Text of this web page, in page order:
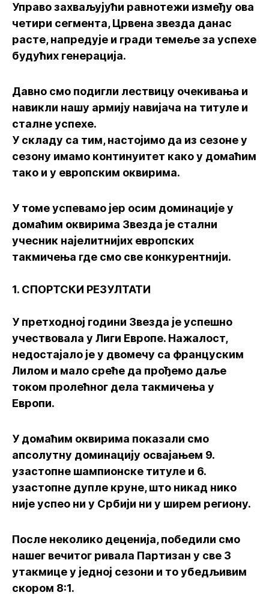
Управо захваљујући равнотежи између ова
четири сегмента, Црвена звезда данас
расте, напредује и гради темеље за успехе
будућих генерација.
Давно смо подигли лествицу очекивања и
навикли нашу армију навијача на титуле и
сталне успехе.
У складу са тим, настојимо да из сезоне у
сезону имамо континуитет како у домаћим
тако и у европским оквирима.
У томе успевамо јер осим доминације у
домаћим оквирима Звезда је стални
учесник најелитнијих европских
такмичења где смо све конкурентнији.
1. СПОРТСКИ РЕЗУЛТАТИ
У претходној години Звезда је успешно
учествовала у Лиги Европе. Нажалост,
недостајало је у двомечу са француским
Лилом и мало среће да прођемо даље
током пролећног дела такмичења у
Европи.
У домаћим оквирима показали смо
апсолутну доминацију освајањем 9.
узастопне шампионске титуле и 6.
узастопне дупле круне, што никад нико
није успео ни у Србији ни у ширем региону.
После неколико деценија, победили смо
нашег вечитог ривала Партизан у све 3
утакмице у једној сезони и то убедљивим
скором 8:1.